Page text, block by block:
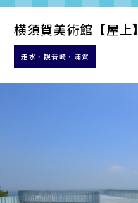
横須賀美術館【屋上】
走水・観音崎・浦賀